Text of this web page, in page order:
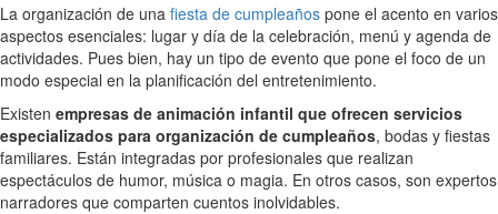
La organización de una fiesta de cumpleaños pone el acento en varios
aspectos esenciales: lugar y día de la celebración, menú y agenda de
actividades. Pues bien, hay un tipo de evento que pone el foco de un
modo especial en la planificación del entretenimiento.
Existen empresas de animación infantil que ofrecen servicios
especializados para organización de cumpleaños, bodas y fiestas
familiares. Están integradas por profesionales que realizan
espectáculos de humor, música o magia. En otros casos, son expertos
narradores que comparten cuentos inolvidables.